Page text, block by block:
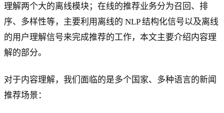
理解两个大的离线模块；在线的推荐业务分为召回、排
序、多样性等，主要利用离线的 NLP 结构化信号以及离线
的用户理解信号来完成推荐的工作，本文主要介绍内容理
解的部分。
对于内容理解，我们面临的是多个国家、多种语言的新闻
推荐场景：